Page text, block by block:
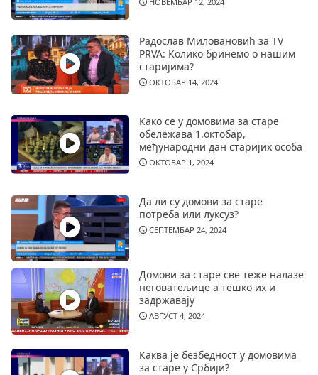
Радослав Миловановић за TV
PRVA: Колико бринемо о нашим
старијима?
ОКТОБАР 14, 2024
Како се у домовима за старе
обележава 1.октобар,
међународни дан старијих особа
ОКТОБАР 1, 2024
Да ли су домови за старе
потреба или луксуз?
СЕПТЕМБАР 24, 2024
Домови за старе све теже налазе
неговатељице а тешко их и
задржавају
АВГУСТ 4, 2024
Каква је безбедност у домовима
за старе у Србији?